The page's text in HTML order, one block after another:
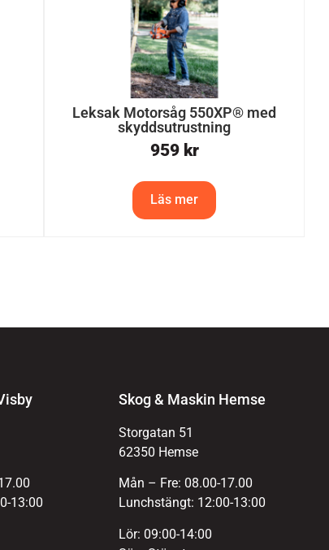
Leksak Motorsåg 550XP® med
skyddsutrustning
959 kr
Läs mer
13:00
Skog & Maskin Hemse
Storgatan 51
62350 Hemse
Mån – Fre: 08.00-17.00
Lunchstängt: 12:00-13:00
Lör: 09:00-14:00